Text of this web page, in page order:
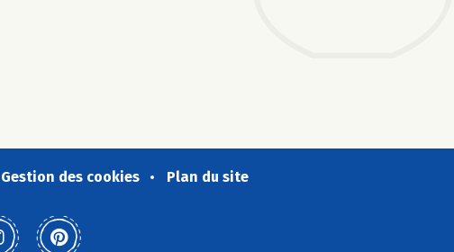
Gestion des cookies Plan du site